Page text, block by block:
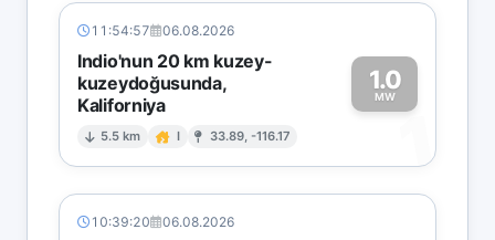
11:54:57 06.08.2026
Indio'nun 20 km kuzey-
kuzeydoğusunda,
Kaliforniya
5.5 km I 33.89, -116.17
1.0
MW
1
10:39:20 06.08.2026